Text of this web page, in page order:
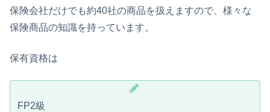
保険会社だけでも約40社の商品を扱えますので、様々な
保険商品の知識を持っています。
保有資格は
FP2級